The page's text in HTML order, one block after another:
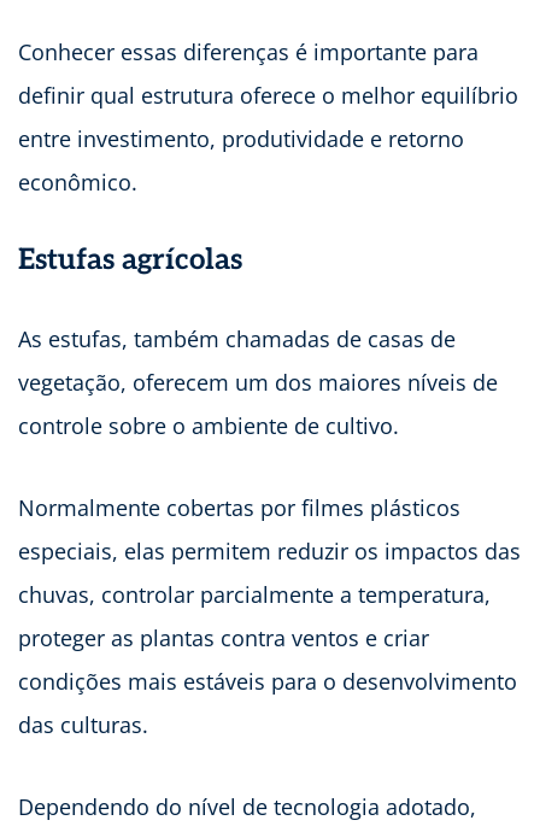
Conhecer essas diferenças é importante para
definir qual estrutura oferece o melhor equilíbrio
entre investimento, produtividade e retorno
econômico.
Estufas agrícolas
As estufas, também chamadas de casas de
vegetação, oferecem um dos maiores níveis de
controle sobre o ambiente de cultivo.
Normalmente cobertas por filmes plásticos
especiais, elas permitem reduzir os impactos das
chuvas, controlar parcialmente a temperatura,
proteger as plantas contra ventos e criar
condições mais estáveis para o desenvolvimento
das culturas.
Dependendo do nível de tecnologia adotado,